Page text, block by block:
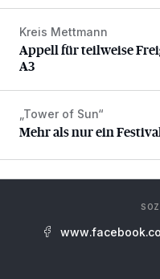
Appell für teilweise
Kreis Mettmann
Appell für teilweise
A3
Mehr als nur ein Festival
„Tower of Sun“
Mehr als nur ein